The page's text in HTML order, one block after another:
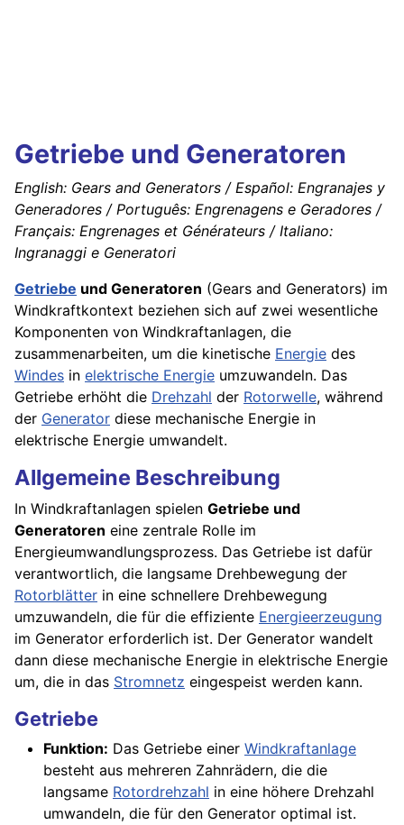
Getriebe und Generatoren
English: Gears and Generators / Español: Engranajes y
Generadores / Português: Engrenagens e Geradores /
Français: Engrenages et Générateurs / Italiano:
Ingranaggi e Generatori
Getriebe und Generatoren (Gears and Generators) im
Windkraftkontext beziehen sich auf zwei wesentliche
Komponenten von Windkraftanlagen, die
zusammenarbeiten, um die kinetische Energie des
Windes in elektrische Energie umzuwandeln. Das
Getriebe erhöht die Drehzahl der Rotorwelle, während
der Generator diese mechanische Energie in
elektrische Energie umwandelt.
Allgemeine Beschreibung
In Windkraftanlagen spielen Getriebe und
Generatoren eine zentrale Rolle im
Energieumwandlungsprozess. Das Getriebe ist dafür
verantwortlich, die langsame Drehbewegung der
Rotorblätter in eine schnellere Drehbewegung
umzuwandeln, die für die effiziente Energieerzeugung
im Generator erforderlich ist. Der Generator wandelt
dann diese mechanische Energie in elektrische Energie
um, die in das Stromnetz eingespeist werden kann.
Getriebe
Funktion: Das Getriebe einer Windkraftanlage
besteht aus mehreren Zahnrädern, die die
langsame Rotordrehzahl in eine höhere Drehzahl
umwandeln, die für den Generator optimal ist.